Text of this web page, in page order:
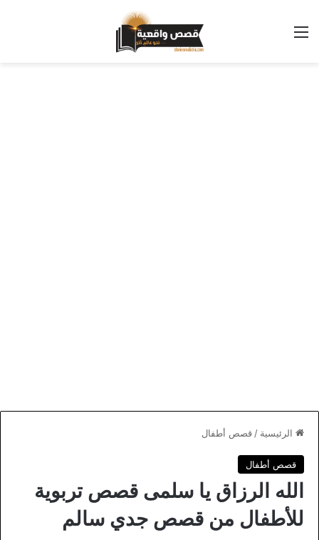
القائمة
الرئيسية / قصص أطفال
قصص أطفال
الله الرزاق يا سلمى قصص تربوية
للأطفال من قصص جدي سالم